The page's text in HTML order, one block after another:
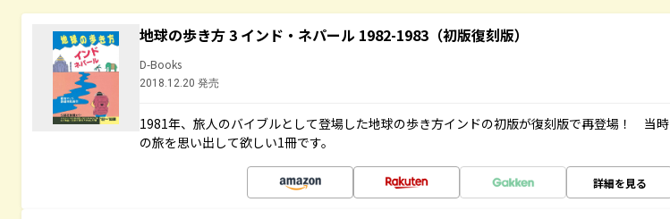
地球の歩き方 3 インド・ネパール 1982-1983（初版復刻版）
D-Books
2018.12.20 発売
1981年、旅人のバイブルとして登場した地球の歩き方インドの初版が復刻版で再登場！ 当時
の旅を思い出して欲しい1冊です。
詳細を見る